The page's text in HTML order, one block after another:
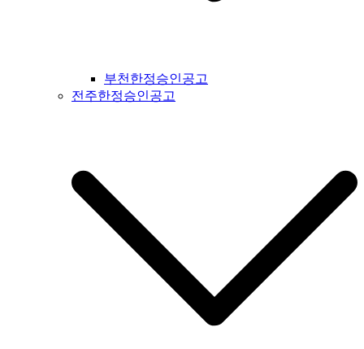
부천한정승인공고
전주한정승인공고